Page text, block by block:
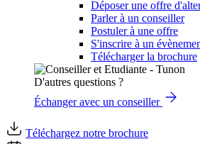
Déposer une offre
Parler à un conseiller
Postuler à une offre
S'inscrire à un
Télécharger la brochure
D'autres questions ?
Échanger avec un conseiller
Téléchargez notre brochure